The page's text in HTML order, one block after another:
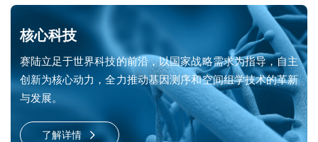
核心科技
赛陆立足于世界科技的前沿，以国家战略需求为指导，自主
创新为核心动力，全力推动基因测序和空间组学技术的革新
与发展。
了解详情